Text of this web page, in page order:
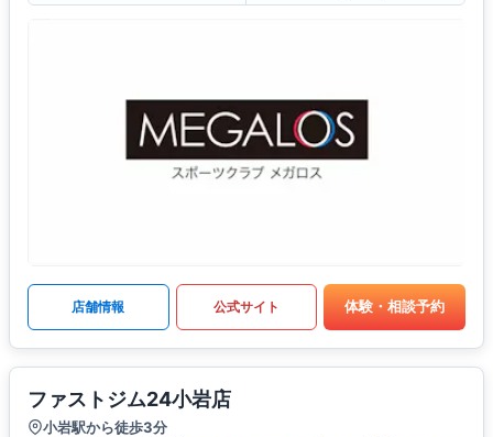
店舗情報 公式サイト 体験・相談予約
ファストジム24小岩店
小岩駅から徒歩3分